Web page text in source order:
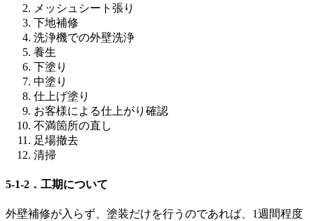
メッシュシート張り
下地補修
洗浄機での外壁洗浄
養生
下塗り
中塗り
仕上げ塗り
お客様による仕上がり確認
不満箇所の直し
足場撤去
清掃
5-1-2．工期について
外壁補修が入らず、塗装だけを行うのであれば、1週間程度